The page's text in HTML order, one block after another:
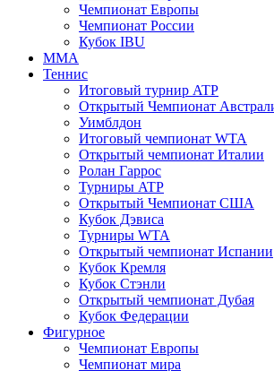
Чемпионат Европы
Чемпионат России
Кубок IBU
MMA
Теннис
Итоговый турнир ATP
Открытый Чемпионат
Уимблдон
Итоговый чемпионат WTA
Открытый чемпионат Италии
Ролан Гаррос
Турниры ATP
Открытый Чемпионат США
Кубок Дэвиса
Турниры WTA
Открытый чемпионат Испании
Кубок Кремля
Кубок Стэнли
Открытый чемпионат Дубая
Кубок Федерации
Фигурное
Чемпионат Европы
Чемпионат мира